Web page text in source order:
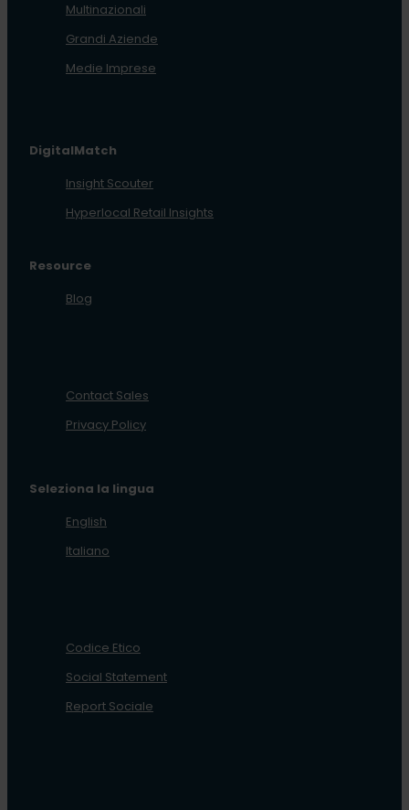
Multinazionali
Grandi Aziende
Medie Imprese
DigitalMatch
Insight Scouter
Hyperlocal Retail Insights
Resource
Blog
Contact Sales
Privacy Policy
Seleziona la lingua
English
Italiano
Codice Etico
Social Statement
Report Sociale